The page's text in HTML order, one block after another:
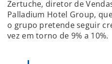
Zertuche, diretor de
Palladium Hotel Group,
o grupo pretende seguir
vez em torno de 9% a 10%.